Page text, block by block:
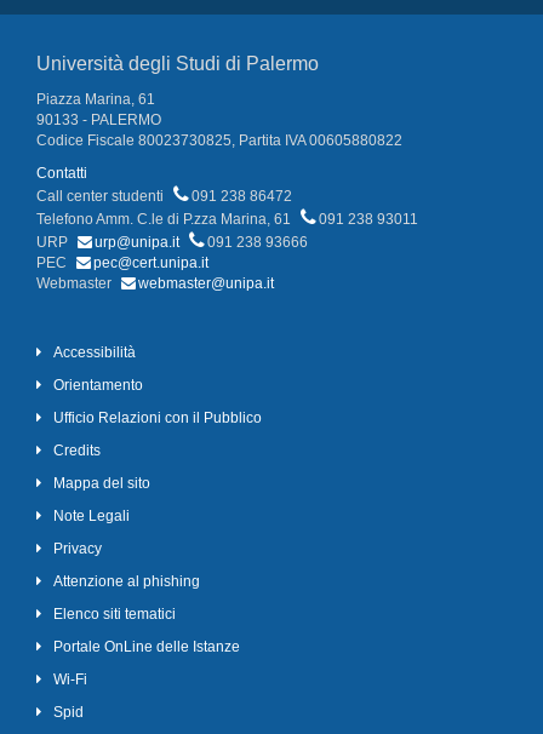
Università degli Studi di Palermo
Piazza Marina, 61
90133 - PALERMO
Codice Fiscale 80023730825, Partita IVA 00605880822
Contatti
Call center studenti
091 238 86472
Telefono Amm. C.le di P.zza Marina, 61
091 238 93011
URP
urp@unipa.it
091 238 93666
PEC
pec@cert.unipa.it
Webmaster
webmaster@unipa.it
Accessibilità
Orientamento
Ufficio Relazioni con il Pubblico
Credits
Mappa del sito
Note Legali
Privacy
Attenzione al phishing
Elenco siti tematici
Portale OnLine delle Istanze
Wi-Fi
Spid